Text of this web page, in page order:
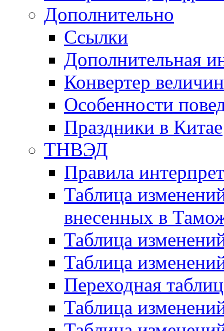
Дополнительно
Ссылки
Дополнительная
Конвертер
Особенности
Праздники в Китае
ТНВЭД
Правила
Таблица
внесенных в
Таблица
Таблица
Переходная
Таблица